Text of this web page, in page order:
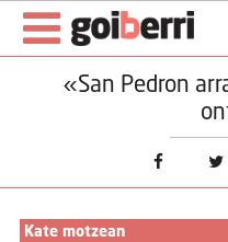
«San Pedron
Kate motzean